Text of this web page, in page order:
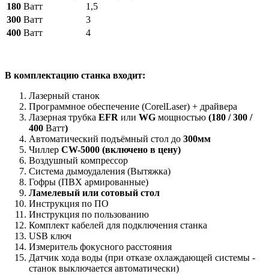
180 Ватт
1,5
300 Ватт
3
400 Ватт 4
В комплектацию станка входит:
Лазерный станок
Программное обеспечение (CorelLaser) + драйвера
Лазерная трубка EFR или WG мощностью (180 / 300 /
400 Ватт)
Автоматический подъёмный стол до 300мм
Чиллер CW-5000 (включено в цену)
Воздушный компрессор
Система дымоудаления (Вытяжка)
Гофры (ПВХ армированные)
Ламелевый или сотовый стол
Инструкция по ПО
Инструкция по пользованию
Комплект кабелей для подключения станка
USB ключ
Измеритель фокусного расстояния
Датчик хода воды (при отказе охлаждающей системы -
станок выключается автоматически)